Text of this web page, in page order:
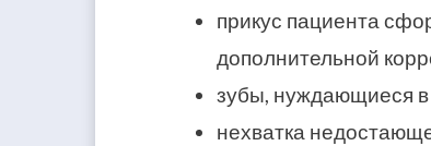
прикус пациента
дополнительной
зубы, нуждающиеся
нехватка